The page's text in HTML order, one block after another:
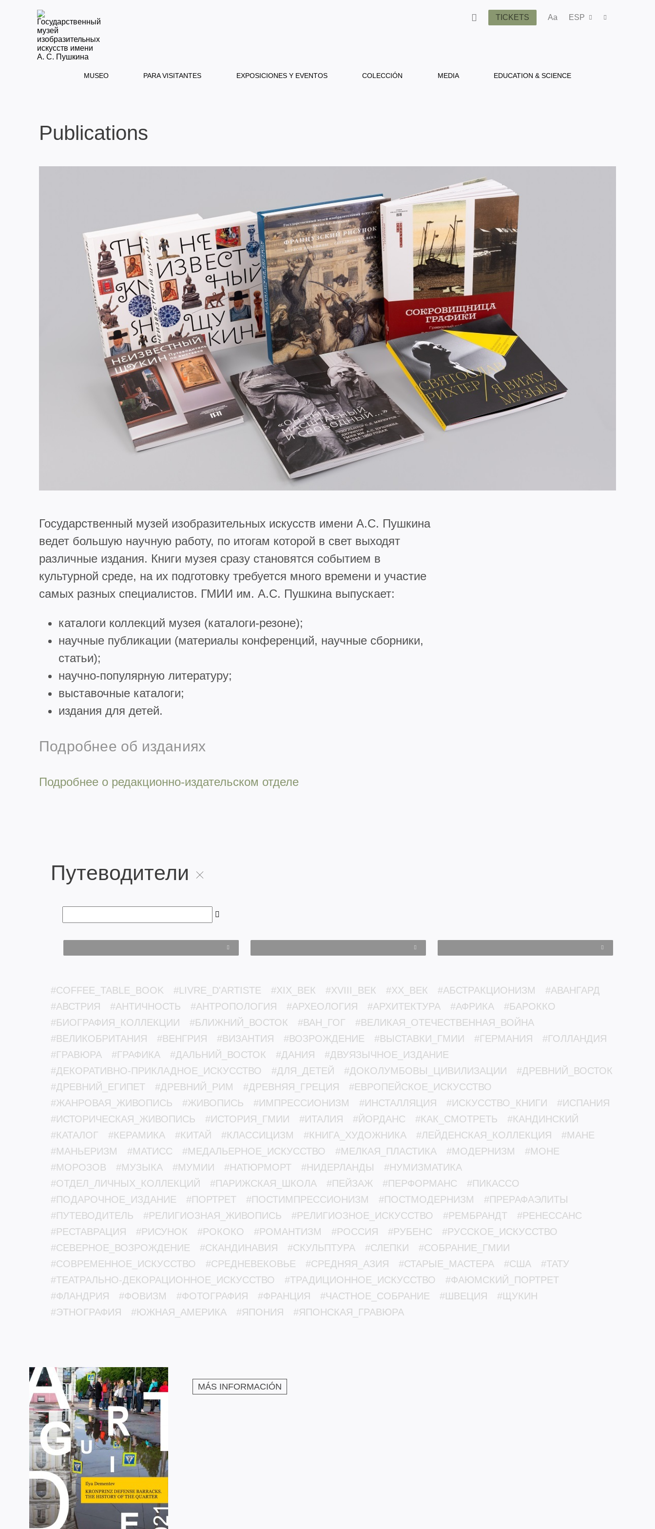
TICKETS Aa ESP
MUSEO PARA VISITANTES EXPOSICIONES Y EVENTOS COLECCIÓN MEDIA EDUCATION & SCIENCE
Publications
Государственный музей изобразительных искусств имени А.С. Пушкина
ведет большую научную работу, по итогам которой в свет выходят
различные издания. Книги музея сразу становятся событием в
культурной среде, на их подготовку требуется много времени и участие
самых разных специалистов. ГМИИ им. А.С. Пушкина выпускает:
каталоги коллекций музея (каталоги-резоне);
научные публикации (материалы конференций, научные сборники,
статьи);
научно-популярную литературу;
выставочные каталоги;
издания для детей.
Подробнее об изданиях
Подробнее о редакционно-издательском отделе
Путеводители
#COFFEE_TABLE_BOOK #LIVRE_D'ARTISTE #XIX_ВЕК #XVIII_ВЕК #XX_ВЕК #АБСТРАКЦИОНИЗМ
#АВАНГАРД
#АВСТРИЯ
#АНТИЧНОСТЬ #АНТРОПОЛОГИЯ #АРХЕОЛОГИЯ #АРХИТЕКТУРА #АФРИКА
#БАРОККО
#БИОГРАФИЯ_КОЛЛЕКЦИИ
#БЛИЖНИЙ_ВОСТОК #ВАН_ГОГ
#ВЕЛИКАЯ_ОТЕЧЕСТВЕННАЯ_ВОЙНА
#ВЕЛИКОБРИТАНИЯ
#ВЕНГРИЯ #ВИЗАНТИЯ #ВОЗРОЖДЕНИЕ #ВЫСТАВКИ_ГМИИ #ГЕРМАНИЯ
#ГОЛЛАНДИЯ
#ГРАВЮРА
#ГРАФИКА #ДАЛЬНИЙ_ВОСТОК #ДАНИЯ
#ДВУЯЗЫЧНОЕ_ИЗДАНИЕ
#ДЕКОРАТИВНО-ПРИКЛАДНОЕ_ИСКУССТВО
#ДЛЯ_ДЕТЕЙ #ДОКОЛУМБОВЫ_ЦИВИЛИЗАЦИИ
#ДРЕВНИЙ_ВОСТОК
#ДРЕВНИЙ_ЕГИПЕТ
#ДРЕВНИЙ_РИМ #ДРЕВНЯЯ_ГРЕЦИЯ
#ЕВРОПЕЙСКОЕ_ИСКУССТВО
#ЖАНРОВАЯ_ЖИВОПИСЬ
#ЖИВОПИСЬ #ИМПРЕССИОНИЗМ #ИНСТАЛЛЯЦИЯ #ИСКУССТВО_КНИГИ
#ИСПАНИЯ
#ИСТОРИЧЕСКАЯ_ЖИВОПИСЬ
#ИСТОРИЯ_ГМИИ #ИТАЛИЯ #ЙОРДАНС #КАК_СМОТРЕТЬ
#КАНДИНСКИЙ
#КАТАЛОГ
#КЕРАМИКА #КИТАЙ #КЛАССИЦИЗМ #КНИГА_ХУДОЖНИКА #ЛЕЙДЕНСКАЯ_КОЛЛЕКЦИЯ
#МАНЕ
#МАНЬЕРИЗМ
#МАТИСС #МЕДАЛЬЕРНОЕ_ИСКУССТВО #МЕЛКАЯ_ПЛАСТИКА #МОДЕРНИЗМ
#МОНЕ
#МОРОЗОВ
#МУЗЫКА #МУМИИ #НАТЮРМОРТ #НИДЕРЛАНДЫ
#НУМИЗМАТИКА
#ОТДЕЛ_ЛИЧНЫХ_КОЛЛЕКЦИЙ
#ПАРИЖСКАЯ_ШКОЛА #ПЕЙЗАЖ #ПЕРФОРМАНС
#ПИКАССО
#ПОДАРОЧНОЕ_ИЗДАНИЕ
#ПОРТРЕТ #ПОСТИМПРЕССИОНИЗМ #ПОСТМОДЕРНИЗМ
#ПРЕРАФАЭЛИТЫ
#ПУТЕВОДИТЕЛЬ
#РЕЛИГИОЗНАЯ_ЖИВОПИСЬ #РЕЛИГИОЗНОЕ_ИСКУССТВО #РЕМБРАНДТ
#РЕНЕССАНС
#РЕСТАВРАЦИЯ
#РИСУНОК #РОКОКО #РОМАНТИЗМ #РОССИЯ #РУБЕНС
#РУССКОЕ_ИСКУССТВО
#СЕВЕРНОЕ_ВОЗРОЖДЕНИЕ
#СКАНДИНАВИЯ #СКУЛЬПТУРА #СЛЕПКИ
#СОБРАНИЕ_ГМИИ
#СОВРЕМЕННОЕ_ИСКУССТВО
#СРЕДНЕВЕКОВЬЕ #СРЕДНЯЯ_АЗИЯ #СТАРЫЕ_МАСТЕРА #США
#ТАТУ
#ТЕАТРАЛЬНО-ДЕКОРАЦИОННОЕ_ИСКУССТВО
#ТРАДИЦИОННОЕ_ИСКУССТВО
#ФАЮМСКИЙ_ПОРТРЕТ
#ФЛАНДРИЯ
#ФОВИЗМ #ФОТОГРАФИЯ #ФРАНЦИЯ #ЧАСТНОЕ_СОБРАНИЕ #ШВЕЦИЯ
#ЩУКИН
#ЭТНОГРАФИЯ
#ЮЖНАЯ_АМЕРИКА #ЯПОНИЯ #ЯПОНСКАЯ_ГРАВЮРА
MÁS INFORMACIÓN